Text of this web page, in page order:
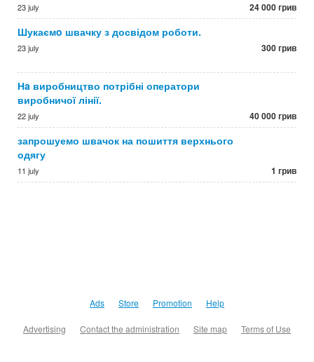
23 july 24 000 грив
Шукаємo швачку з досвідом роботи.
23 july 300 грив
Нa виробництво потрібні оператори
виробничої лінії.
22 july 40 000 грив
запрошуемо швачок на пошиття верхнього
одягу
11 july 1 грив
Ads Store Promotion Help
Advertising Contact the administration Site map Terms of Use